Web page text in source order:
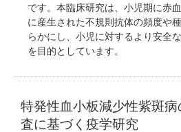
です。本臨床研究は、小児期に赤
に産生された不規則抗体の頻度や
らかにし、小児に対するより安全
を目的としています。
特発性血小板減少性紫斑
査に基づく疫学研究